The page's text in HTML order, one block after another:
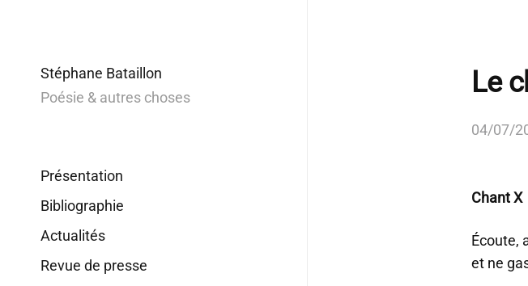
Stéphane Bataillon
Poésie & autres choses
Présentation
Bibliographie
Actualités
Revue de presse
Le
04/07/
Chant X
Écoute,
et ne